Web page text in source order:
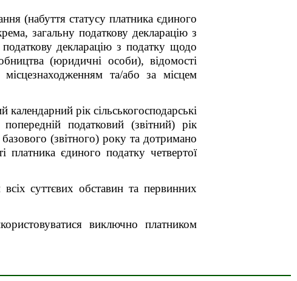
(набуття статусу платника єдиного
загальну податкову декларацію з
декларацію з податку щодо
(юридичні особи), відомості
та/або за місцем
рік сільськогосподарські
податковий (звітний) рік
(звітного) року та дотримано
єдиного податку четвертої
суттєвих обставин та первинних
виключно платником